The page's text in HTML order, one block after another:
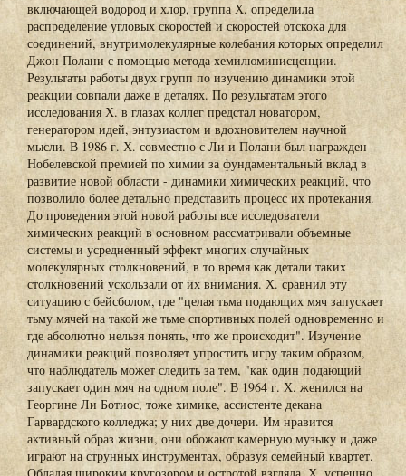
включающей водород и хлор, группа Х. определила
распределение угловых скоростей и скоростей отскока для
соединений, внутримолекулярные колебания которых определил
Джон Полани с помощью метода хемилюминисценции.
Результаты работы двух групп по изучению динамики этой
реакции совпали даже в деталях. По результатам этого
исследования Х. в глазах коллег предстал новатором,
генератором идей, энтузиастом и вдохновителем научной
мысли. В 1986 г. Х. совместно с Ли и Полани был награжден
Нобелевской премией по химии за фундаментальный вклад в
развитие новой области - динамики химических реакций, что
позволило более детально представить процесс их протекания.
До проведения этой новой работы все исследователи
химических реакций в основном рассматривали объемные
системы и усредненный эффект многих случайных
молекулярных столкновений, в то время как детали таких
столкновений ускользали от их внимания. Х. сравнил эту
ситуацию с бейсболом, где "целая тьма подающих мяч запускает
тьму мячей на такой же тьме спортивных полей одновременно и
где абсолютно нельзя понять, что же происходит". Изучение
динамики реакций позволяет упростить игру таким образом,
что наблюдатель может следить за тем, "как один подающий
запускает один мяч на одном поле". В 1964 г. Х. женился на
Георгине Ли Ботиос, тоже химике, ассистенте декана
Гарвардского колледжа; у них две дочери. Им нравится
активный образ жизни, они обожают камерную музыку и даже
играют на струнных инструментах, образуя семейный квартет.